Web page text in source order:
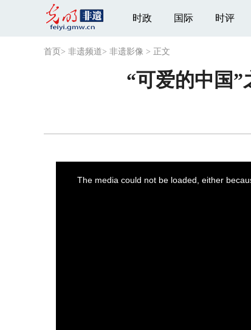
时政 国际 时评
首页 > 非遗频道> 非遗影像 > 正文
“可爱的中国
The media could not be loaded, either